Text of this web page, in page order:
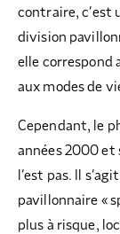
contraire, c’est
division
elle correspond
aux modes de
Cependant, le
années 2000 et
l’est pas. Il
pavillonnaire «
plus à risque,